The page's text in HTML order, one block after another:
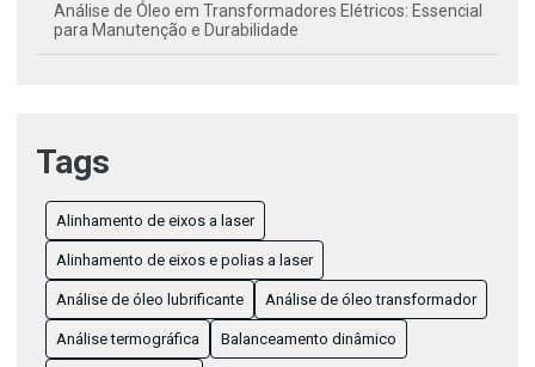
Análise de Óleo em Transformadores Elétricos: Essencial
para Manutenção e Durabilidade
Análise de Óleo Lubrificante: Estratégias para Otimizar o
Desempenho e a Vida Útil do Motor
Análise de Óleo Transformador: Importância e Benefícios
para a Manutenção de Equipamentos Elétricos
Balanceamento Dinâmico: Conceitos Essenciais para
Maximizar a Eficiência dos Sistemas Modernos
Balanceamento Dinâmico: Entenda o Conceito e Benefícios
Tags
Alinhamento de eixos a laser
Alinhamento de eixos e polias a laser
Análise de óleo lubrificante Análise de óleo transformador
Análise termográfica Balanceamento dinâmico